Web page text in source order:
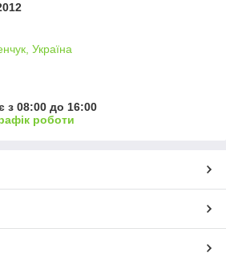
Україна
з 08:00 до 16:00
роботи